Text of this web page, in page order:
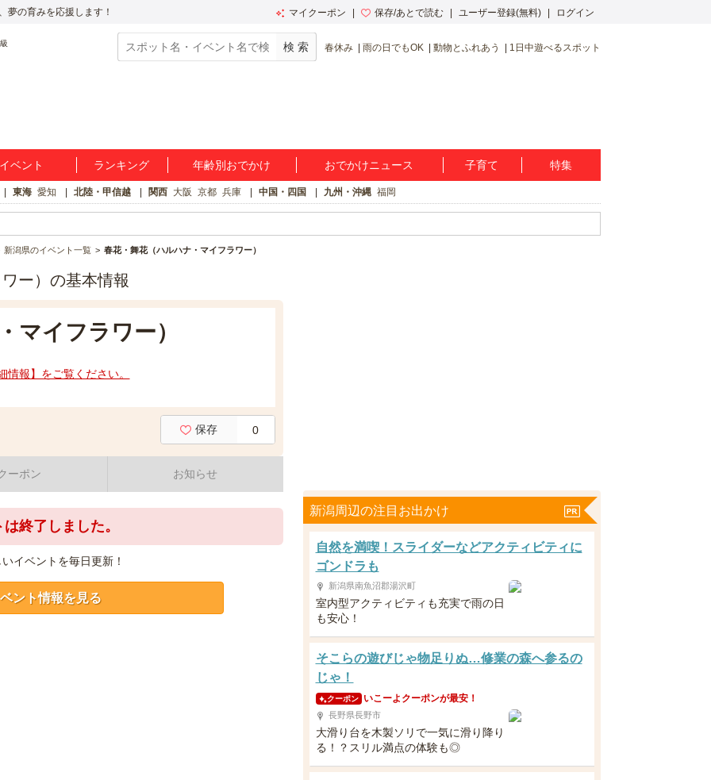
夢の育みを応援します！ マイクーポン 保存/あとで読む ユーザー登録(無料) ログイン
春休み 雨の日でもOK 動物とふれあう 1日中遊べるスポット
ベント ランキング 年齢別おでかけ おでかけニュース 子育て 特集
東海 愛知 北陸・甲信越 関西 大阪 京都 兵庫 中国・四国 九州・沖縄 福岡
新潟県のイベント一覧 春花・舞花（ハルハナ・マイフラワー）
ー）の基本情報
マイフラワー）
報】をご覧ください。
保存 0
ーポン お知らせ
終了しました。
イベントを毎日更新！
ント情報を見る
新潟周辺の注目お出かけ
自然を満喫！スライダーなどアクティビティに
ゴンドラも
新潟県南魚沼郡湯沢町
室内型アクティビティも充実で雨の日
も安心！
そこらの遊びじゃ物足りぬ…修業の森へ参るの
じゃ！
クーポン いこーよクーポンが最安！
長野県長野市
大滑り台を木製ソリで一気に滑り降り
る！？スリル満点の体験も◎